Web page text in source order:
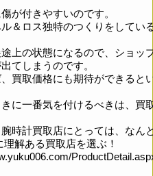
が付きやすいのです。
＆ロス独特のつくりをしてい
上の状態になるので、ショッ
てしまうのです。
買取価格にも期待ができると
に一番気を付けるべきは、買
時計買取店にとっては、なん
解ある買取店を選ぶ！